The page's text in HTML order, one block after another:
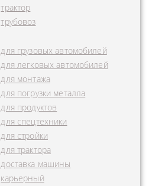
трактор
трубовоз
для грузовых автомобилей
для легковых автомобилей
для монтажа
для погрузки металла
для продуктов
для спецтехники
для стройки
для трактора
доставка машины
карьерный